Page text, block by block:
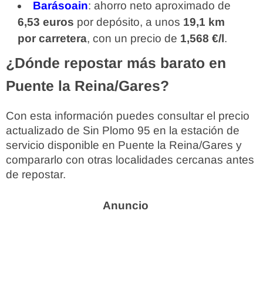
Barásoain: ahorro neto aproximado de
6,53 euros por depósito, a unos 19,1 km
por carretera, con un precio de 1,568 €/l.
¿Dónde repostar más barato en
Puente la Reina/Gares?
Con esta información puedes consultar el precio
actualizado de Sin Plomo 95 en la estación de
servicio disponible en Puente la Reina/Gares y
compararlo con otras localidades cercanas antes
de repostar.